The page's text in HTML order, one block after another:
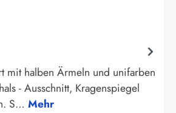
mit halben Ärmeln und unifarben
- Ausschnitt, Kragenspiegel
S… Mehr